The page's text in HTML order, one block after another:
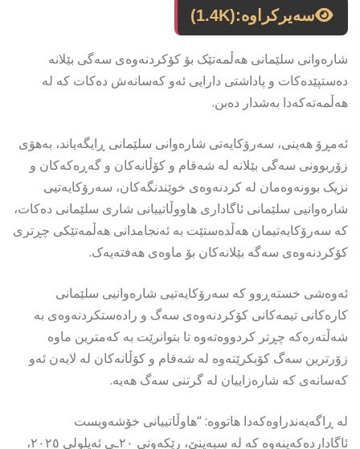
سەیرکراوە:(1.4K)
شارەوانی سلێمانی هەڵمەتێک بۆ کۆکردنەوەی سەگی بێلانە
دەستپێدەکات و پاداشتی دارایی ئەو کەسانەش دەکات کە لە
هەڵمەتەکەدا بەشدار دەبن.
ئەمڕۆ هەینی، سەرۆکایەتی شارەوانی سلێمانی ڕایگەیاند، بەهۆی
زۆربوونی سەگی بێلانە لە شەقام و کۆڵانەکان و گەڕەکەکان و
نزیک بوونەوەمان لە کردنەوەی خوێندنگەکان، سەرۆکایەتیی
شارەوانیی سلێمانی ئاگاداری هاووڵاتییانی شاری سلێمانی دەکات،
کە سەرۆکایەتیمان هەڵدەستێت بە ئەنجامدانی هەڵمەتێکی چڕتری
کۆکردنەوەی سەگە بێلانەکان بۆ ماوەی هەفتەیەک.
ئەوەشی خستەڕوو کە سەرۆکایەتیی شارەوانیی سلێمانی
کارەکانی تیمەکانی کۆکردنەوەی سەگ و رادەستکردنەوەی بە
شەڵتەرەکە چڕتر کردووەتەوە تا بتوانرێت بە کەمترین ماوە
زۆرترین سەگ کۆبکرێتەوە لە شەقام و کۆڵانەکان لە لایەن ئەو
کەسانەی کە شارەزاییان لە گرتنی سەگ هەیە.
لە ڕاگەیەندراوەکەدا هاتووە: “هاوڵاتییانی خۆشەویست
ئاگاداردەکەینەوە کە لە سبەینێ، رێکەوتی ٢٠ـی ئەیلولی ٢٠٢٥،